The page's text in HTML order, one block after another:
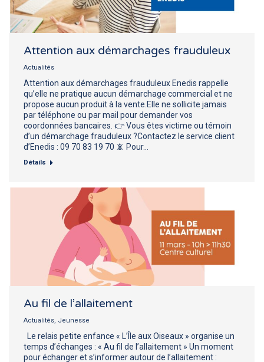
Attention aux démarchages frauduleux
Actualités
Attention aux démarchages frauduleux Enedis rappelle
qu’elle ne pratique aucun démarchage commercial et ne
propose aucun produit à la vente.Elle ne sollicite jamais
par téléphone ou par mail pour demander vos
coordonnées bancaires. 👉 Vous êtes victime ou témoin
d’un démarchage frauduleux ?Contactez le service client
d’Enedis : 09 70 83 19 70 📵 Pour…
Détails
Au fil de l’allaitement
Actualités, Jeunesse
Le relais petite enfance « L’Île aux Oiseaux » organise un
temps d’échanges : « Au fil de l’allaitement » Un moment
pour échanger et s’informer autour de l’allaitement :